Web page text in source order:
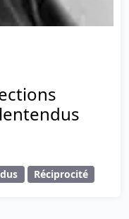
Réciprocité